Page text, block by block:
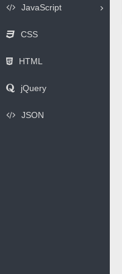
JavaScript
CSS
HTML
jQuery
JSON